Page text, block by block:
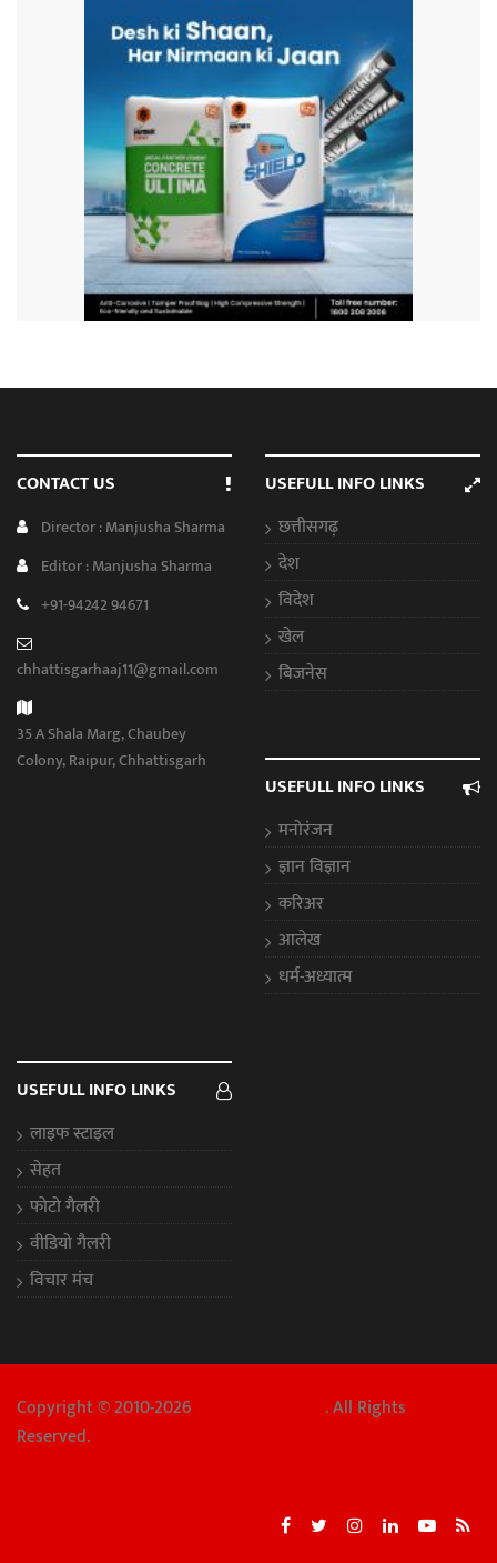
CONTACT US
Director : Manjusha Sharma
Editor : Manjusha Sharma
+91-94242 94671
chhattisgarhaaj11@gmail.com
35 A Shala Marg, Chaubey
Colony, Raipur, Chhattisgarh
USEFULL INFO LINKS
छत्तीसगढ़
देश
विदेश
खेल
बिजनेस
USEFULL INFO LINKS
मनोरंजन
ज्ञान विज्ञान
करिअर
आलेख
धर्म-अध्यात्म
USEFULL INFO LINKS
लाइफ स्टाइल
सेहत
फोटो गैलरी
वीडियो गैलरी
विचार मंच
Copyright © 2010-2026
. All Rights
Reserved.